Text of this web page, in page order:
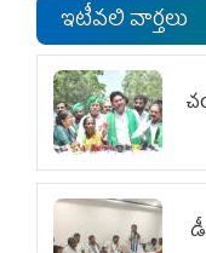
ఇటీవలి వార్తలు